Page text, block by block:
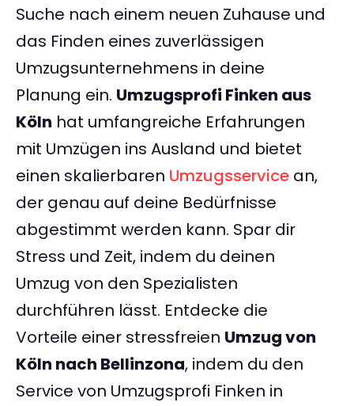
Suche nach einem neuen Zuhause und
das Finden eines zuverlässigen
Umzugsunternehmens in deine
Planung ein. Umzugsprofi Finken aus
Köln hat umfangreiche Erfahrungen
mit Umzügen ins Ausland und bietet
einen skalierbaren Umzugsservice an,
der genau auf deine Bedürfnisse
abgestimmt werden kann. Spar dir
Stress und Zeit, indem du deinen
Umzug von den Spezialisten
durchführen lässt. Entdecke die
Vorteile einer stressfreien Umzug von
Köln nach Bellinzona, indem du den
Service von Umzugsprofi Finken in